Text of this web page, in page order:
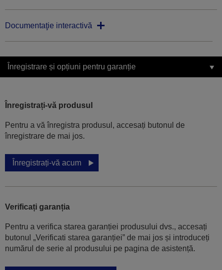
Documentaţie interactivă
Înregistrare și opțiuni pentru garanție
Înregistrați-vă produsul
Pentru a vă înregistra produsul, accesați butonul de
înregistrare de mai jos.
Înregistrați-vă acum
Verificați garanția
Pentru a verifica starea garanției produsului dvs., accesați
butonul „Verificati starea garanției” de mai jos și introduceți
numărul de serie al produsului pe pagina de asistență.